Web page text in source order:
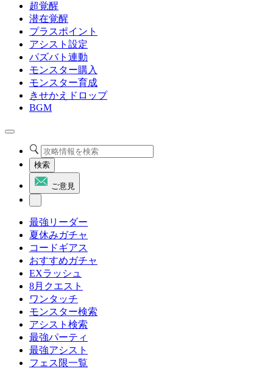
超覚醒
潜在覚醒
プラスポイント
アシスト設定
パズバト連動
モンスター購入
モンスター育成
きせかえドロップ
BGM
検索
ご意見
最強リーダー
夏休みガチャ
コードギアス
おすすめガチャ
EXラッシュ
8月クエスト
ワンタッチ
モンスター検索
アシスト検索
最強パーティ
最強アシスト
フェス限一覧